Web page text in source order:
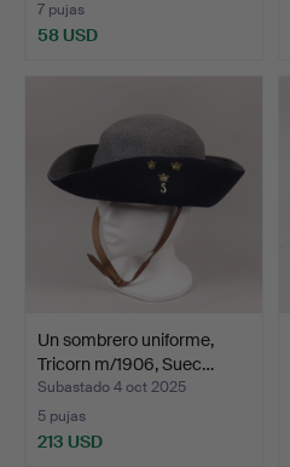
7 pujas
58 USD
Un sombrero uniforme,
Tricorn m/1906, Suec…
Subastado 4 oct 2025
5 pujas
213 USD